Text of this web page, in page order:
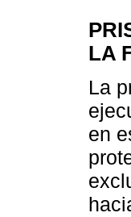
LA
La
en